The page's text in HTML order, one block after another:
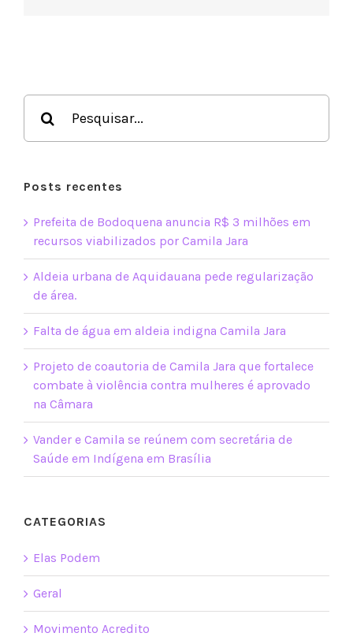
Buscar
resultados
para:
Posts recentes
Prefeita de Bodoquena anuncia R$ 3 milhões em
recursos viabilizados por Camila Jara
Aldeia urbana de Aquidauana pede regularização
de área.
Falta de água em aldeia indigna Camila Jara
Projeto de coautoria de Camila Jara que fortalece
combate à violência contra mulheres é aprovado
na Câmara
Vander e Camila se reúnem com secretária de
Saúde em Indígena em Brasília
CATEGORIAS
Elas Podem
Geral
Movimento Acredito